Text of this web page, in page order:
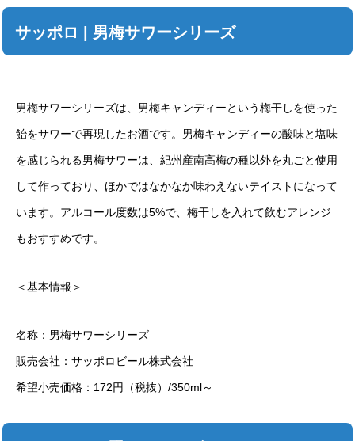
サッポロ | 男梅サワーシリーズ
男梅サワーシリーズは、男梅キャンディーという梅干しを使った
飴をサワーで再現したお酒です。男梅キャンディーの酸味と塩味
を感じられる男梅サワーは、紀州産南高梅の種以外を丸ごと使用
して作っており、ほかではなかなか味わえないテイストになって
います。アルコール度数は5%で、梅干しを入れて飲むアレンジ
もおすすめです。
＜基本情報＞
名称：男梅サワーシリーズ
販売会社：サッポロビール株式会社
希望小売価格：172円（税抜）/350ml～